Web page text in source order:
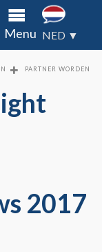
Menu NED ▼
Over
PARTNER WORDEN
2017